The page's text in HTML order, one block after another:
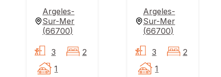
Argeles-
Sur-Mer
(66700)
3
2
1
Argeles-
Sur-Mer
(66700)
3
2
1